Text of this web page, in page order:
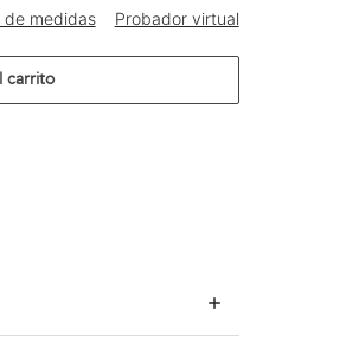
carrito